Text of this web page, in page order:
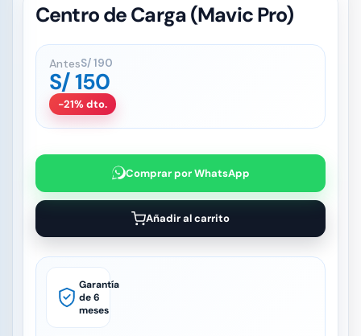
Centro de Carga (Mavic Pro)
AntesS/190
S/150
-21% dto.
Comprar por WhatsApp
Añadir al carrito
Garantía
de 6
meses